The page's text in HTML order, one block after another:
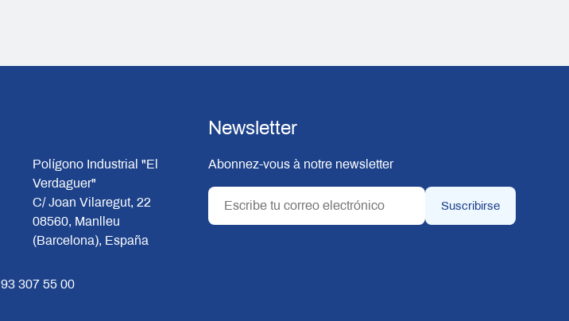
Polígono Industrial "El
Verdaguer"
C/ Joan Vilaregut, 22
08560, Manlleu
(Barcelona), España
307 55 00
Newsletter
Abonnez-vous à notre newsletter